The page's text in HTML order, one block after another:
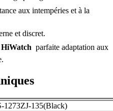
aux intempéries et à la
et discret.
 parfaite adaptation aux
1273ZJ-135(Black)